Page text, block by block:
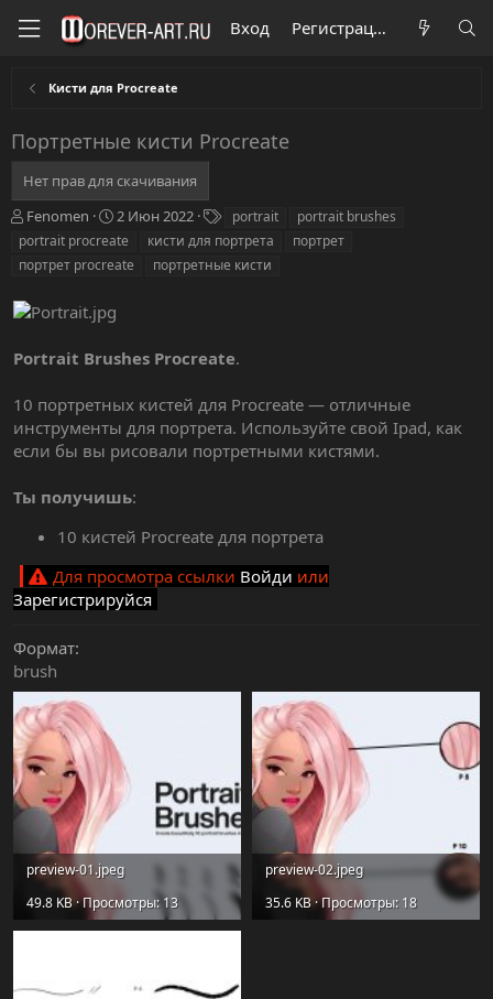
Вход Регистрация
Кисти для Procreate
Портретные кисти Procreate
Нет прав для скачивания
А
в
о
Fenomen
Д
а
а
д
и
я
2 Июн 2022
е
и
portrait
portrait brushes
portrait procreate
кисти для портрета
портрет
портрет procreate
портретные кисти
Portrait Brushes Procreate.
10 портретных кистей для Procreate — отличные
инструменты для портрета. Используйте свой Ipad, как
если бы вы рисовали портретными кистями.
Ты получишь:
10 кистей Procreate для портрета
Для просмотра ссылки Войди или
Зарегистрируйся
Формат
brush
preview-01.jpeg
49.8 KB · Просмотры: 13
preview-02.jpeg
35.6 KB · Просмотры: 18